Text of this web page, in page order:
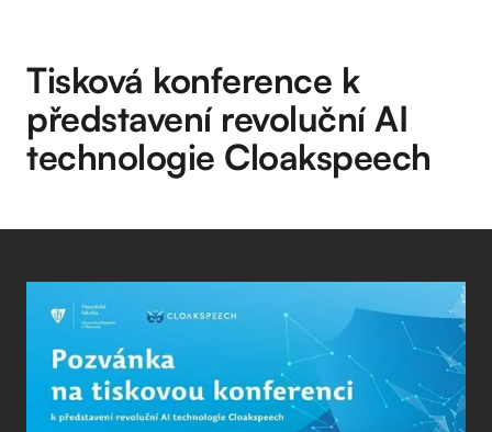
Tisková konference k
představení revoluční AI
technologie Cloakspeech